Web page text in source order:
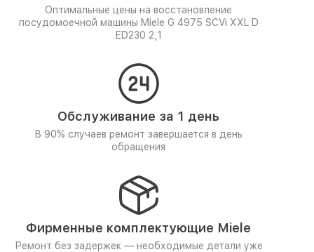
Оптимальные цены на восстановление
посудомоечной машины Miele G 4975 SCVi XXL D
ED230 2,1
Обслуживание за 1 день
В 90% случаев ремонт завершается в день
обращения
Фирменные комплектующие Miele
Ремонт без задержек — необходимые детали уже